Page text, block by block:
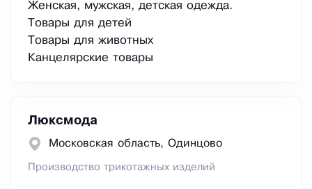
Женская, мужская, детская одежда.
Товары для детей
Товары для животных
Канцелярские товары
Люксмода
Московская область, Одинцово
Производство трикотажных изделий